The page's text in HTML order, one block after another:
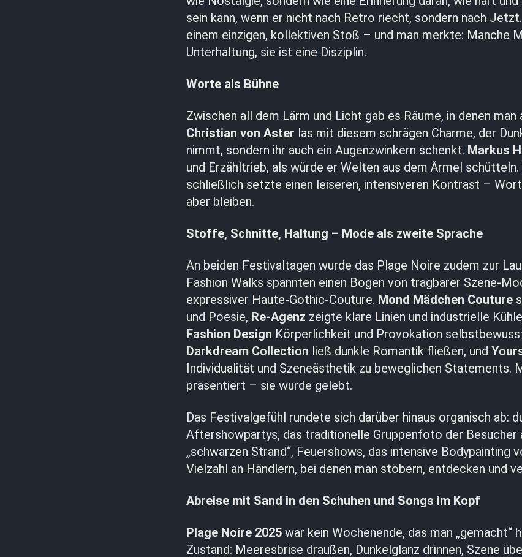
sein kann, wenn er nicht nach Retro riecht, sondern nach
einem einzigen, kollektiven Stoß – und man merkte: Manche
Unterhaltung, sie ist eine Disziplin.
Worte als Bühne
Zwischen all dem Lärm und Licht gab es Räume, in denen
Christian von Aster las mit diesem schrägen Charme, der
nimmt, sondern ihr auch ein Augenzwinkern schenkt. Markus
und Erzähltrieb, als würde er Welten aus dem Ärmel schütteln.
schließlich setzte einen leiseren, intensiveren Kontrast –
aber bleiben.
Stoffe, Schnitte, Haltung – Mode als zweite Sprache
An beiden Festivaltagen wurde das Plage Noire zudem zur
Fashion Walks spannten einen Bogen von tragbarer Szene-
expressiver Haute-Gothic-Couture. Mond Mädchen Couture
und Poesie, Re-Agenz zeigte klare Linien und industrielle
Fashion Design Körperlichkeit und Provokation
Darkdream Collection ließ dunkle Romantik fließen, und
Individualität und Szeneästhetik zu beweglichen Statements.
präsentiert – sie wurde gelebt.
Das Festivalgefühl rundete sich darüber hinaus organisch ab:
Aftershowpartys, das traditionelle Gruppenfoto der Besucher
„schwarzen Strand“, Feuershows, das intensive Bodypainting
Vielzahl an Händlern, bei denen man stöbern, entdecken und
Abreise mit Sand in den Schuhen und Songs im Kopf
Plage Noire 2025 war kein Wochenende, das man „gemacht“
Zustand: Meeresbrise draußen, Dunkelglanz drinnen, Szene